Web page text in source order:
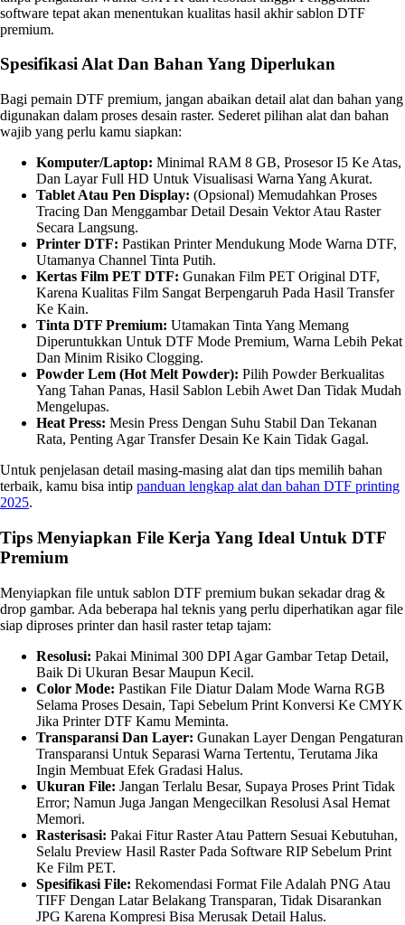
software tepat akan menentukan kualitas hasil akhir sablon DTF
premium.
Spesifikasi Alat Dan Bahan Yang Diperlukan
Bagi pemain DTF premium, jangan abaikan detail alat dan bahan yang
digunakan dalam proses desain raster. Sederet pilihan alat dan bahan
wajib yang perlu kamu siapkan:
Komputer/Laptop: Minimal RAM 8 GB, Prosesor I5 Ke Atas,
Dan Layar Full HD Untuk Visualisasi Warna Yang Akurat.
Tablet Atau Pen Display: (Opsional) Memudahkan Proses
Tracing Dan Menggambar Detail Desain Vektor Atau Raster
Secara Langsung.
Printer DTF: Pastikan Printer Mendukung Mode Warna DTF,
Utamanya Channel Tinta Putih.
Kertas Film PET DTF: Gunakan Film PET Original DTF,
Karena Kualitas Film Sangat Berpengaruh Pada Hasil Transfer
Ke Kain.
Tinta DTF Premium: Utamakan Tinta Yang Memang
Diperuntukkan Untuk DTF Mode Premium, Warna Lebih Pekat
Dan Minim Risiko Clogging.
Powder Lem (Hot Melt Powder): Pilih Powder Berkualitas
Yang Tahan Panas, Hasil Sablon Lebih Awet Dan Tidak Mudah
Mengelupas.
Heat Press: Mesin Press Dengan Suhu Stabil Dan Tekanan
Rata, Penting Agar Transfer Desain Ke Kain Tidak Gagal.
Untuk penjelasan detail masing-masing alat dan tips memilih bahan
terbaik, kamu bisa intip panduan lengkap alat dan bahan DTF printing
2025.
Tips Menyiapkan File Kerja Yang Ideal Untuk DTF
Premium
Menyiapkan file untuk sablon DTF premium bukan sekadar drag &
drop gambar. Ada beberapa hal teknis yang perlu diperhatikan agar file
siap diproses printer dan hasil raster tetap tajam:
Resolusi: Pakai Minimal 300 DPI Agar Gambar Tetap Detail,
Baik Di Ukuran Besar Maupun Kecil.
Color Mode: Pastikan File Diatur Dalam Mode Warna RGB
Selama Proses Desain, Tapi Sebelum Print Konversi Ke CMYK
Jika Printer DTF Kamu Meminta.
Transparansi Dan Layer: Gunakan Layer Dengan Pengaturan
Transparansi Untuk Separasi Warna Tertentu, Terutama Jika
Ingin Membuat Efek Gradasi Halus.
Ukuran File: Jangan Terlalu Besar, Supaya Proses Print Tidak
Error; Namun Juga Jangan Mengecilkan Resolusi Asal Hemat
Memori.
Rasterisasi: Pakai Fitur Raster Atau Pattern Sesuai Kebutuhan,
Selalu Preview Hasil Raster Pada Software RIP Sebelum Print
Ke Film PET.
Spesifikasi File: Rekomendasi Format File Adalah PNG Atau
TIFF Dengan Latar Belakang Transparan, Tidak Disarankan
JPG Karena Kompresi Bisa Merusak Detail Halus.